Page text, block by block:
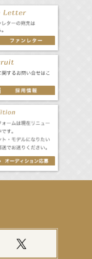
ー＆宝塚文化芸術センター昆虫展示イ
「ふれあい昆虫フェスティバル」トーク